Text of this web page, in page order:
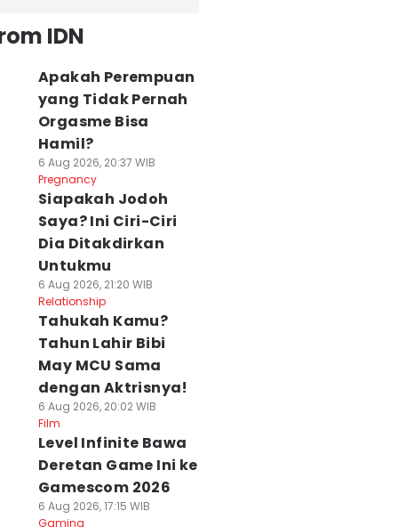
IDN
Apakah Perempuan
yang Tidak Pernah
Orgasme Bisa
Hamil?
6 Aug 2026, 20:37 WIB
Pregnancy
Siapakah Jodoh
Saya? Ini Ciri-Ciri
Dia Ditakdirkan
Untukmu
6 Aug 2026, 21:20 WIB
Relationship
Tahukah Kamu?
Tahun Lahir Bibi
May MCU Sama
dengan Aktrisnya!
6 Aug 2026, 20:02 WIB
Film
Level Infinite Bawa
Deretan Game Ini ke
Gamescom 2026
6 Aug 2026, 17:15 WIB
Gaming